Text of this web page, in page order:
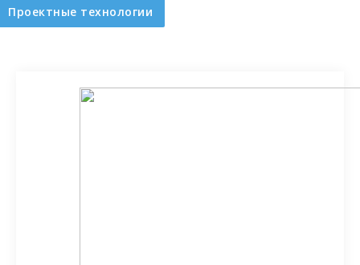
Проектные технологии